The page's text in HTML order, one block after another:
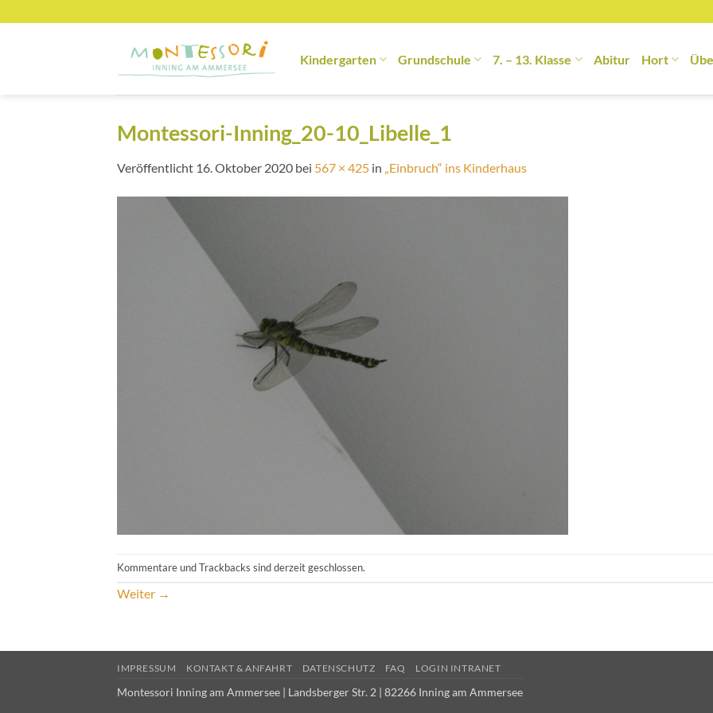
Kindergarten Grundschule 7. – 13. Klasse Abitur Hort
Montessori-Inning_20-10_Libelle_1
Veröffentlicht 16. Oktober 2020 bei 567 × 425 in „Einbruch“ ins Kinderhaus
Kommentare und Trackbacks sind derzeit geschlossen.
Weiter →
IMPRESSUM KONTAKT & ANFAHRT DATENSCHUTZ FAQ LOGIN INTRANET
Montessori Inning am Ammersee | Landsberger Str. 2 | 82266 Inning am Ammersee